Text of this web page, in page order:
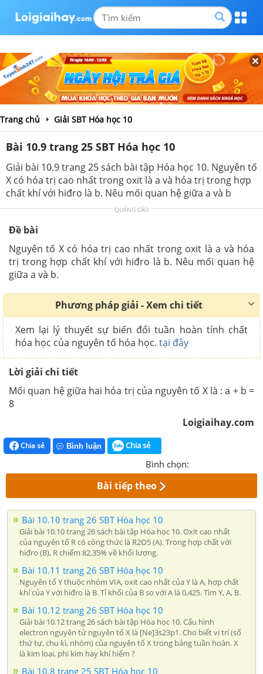
Trang chủ Giải SBT Hóa học 10
Bài 10.9 trang 25 SBT Hóa học 10
Giải bài 10.9 trang 25 sách bài tập Hóa học 10. Nguyên tố
X có hóa trị cao nhất trong oxit là a và hóa trị trong hợp
chất khí với hiđro là b. Nêu mối quan hệ giữa a và b
QUẢNG CÁO
Đề bài
Nguyên tố X có hóa trị cao nhất trong oxit là a và hóa
trị trong hợp chất khí với hiđro là b. Nêu mối quan hệ
giữa a và b.
Phương pháp giải - Xem chi tiết
Xem lại lý thuyết sự biến đổi tuần hoàn tính chất
hóa học của nguyên tố hóa học. tại đây
Lời giải chi tiết
Mối quan hệ giữa hai hóa trị của nguyên tố X là : a + b =
8
Loigiaihay.com
Chia sẻ Bình luận Chia sẻ
Bình chọn:
Bài tiếp theo
Bài 10.10 trang 26 SBT Hóa học 10
Giải bài 10.10 trang 26 sách bài tập Hóa học 10. Oxit cao nhất
của nguyên tố R có công thức là R2O5 (A). Trong hợp chất với
hiđro (B), R chiếm 82,35% về khối lượng.
Bài 10.11 trang 26 SBT Hóa học 10
Nguyên tố Y thuộc nhóm VIA, oxit cao nhất của Y là A, hợp chất
khí của Y với hiđro là B. Tỉ khối của B so với A là 0,425. Tìm Y, A, B.
Bài 10.12 trang 26 SBT Hóa học 10
Giải bài 10.12 trang 26 sách bài tập Hóa học 10. Cấu hình
electron nguyên tử nguyên tố X là [Ne]3s23p1. Cho biết vị trí (số
thứ tự, chu kì, nhóm) của nguyên tố X trong bảng tuần hoàn. X
là kim loại, phi kim hay khí hiếm ?
Bài 10.8 trang 25 SBT Hóa học 10